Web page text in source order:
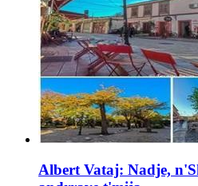
Albert Vataj: Nadje,